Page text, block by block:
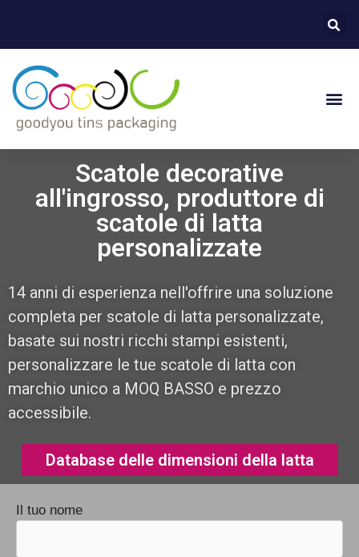
Scatole decorative
all'ingrosso, produttore di
scatole di latta
personalizzate
14 anni di esperienza nell'offrire una soluzione
completa per scatole di latta personalizzate,
basate sui nostri ricchi stampi esistenti,
personalizzare le tue scatole di latta con
marchio unico a MOQ BASSO e prezzo
accessibile.
Database delle dimensioni della latta
Il tuo nome